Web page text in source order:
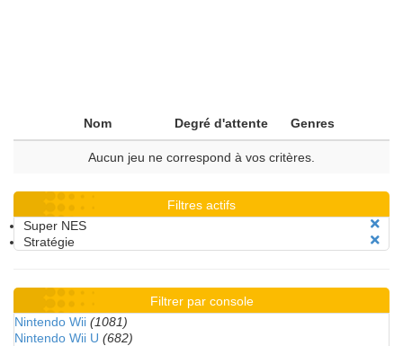
Nom Degré d'attente Genres
Aucun jeu ne correspond à vos critères.
Filtres actifs
Super NES
Stratégie
Filtrer par console
Nintendo Wii (1081)
Nintendo Wii U (682)